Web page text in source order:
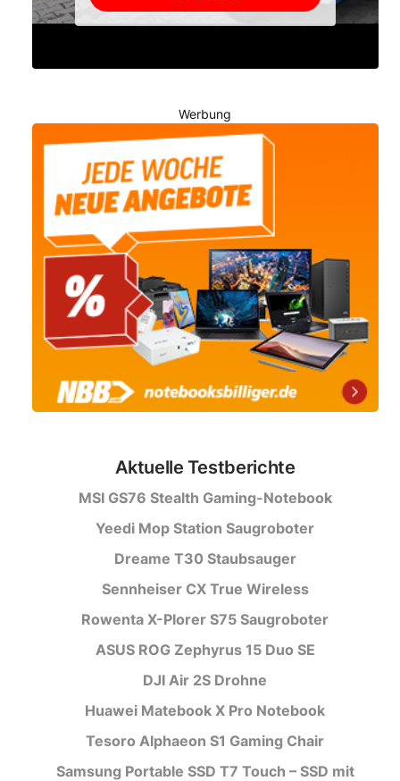
Werbung
Aktuelle Testberichte
MSI GS76 Stealth Gaming-Notebook
Yeedi Mop Station Saugroboter
Dreame T30 Staubsauger
Sennheiser CX True Wireless
Rowenta X-Plorer S75 Saugroboter
ASUS ROG Zephyrus 15 Duo SE
DJI Air 2S Drohne
Huawei Matebook X Pro Notebook
Tesoro Alphaeon S1 Gaming Chair
Samsung Portable SSD T7 Touch – SSD mit